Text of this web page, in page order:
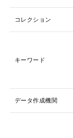
コレクション
キーワード
データ作成機関